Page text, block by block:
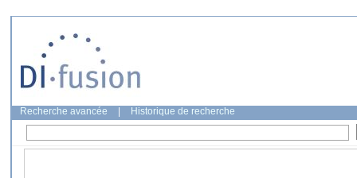
Recherche avancée Historique de recherche